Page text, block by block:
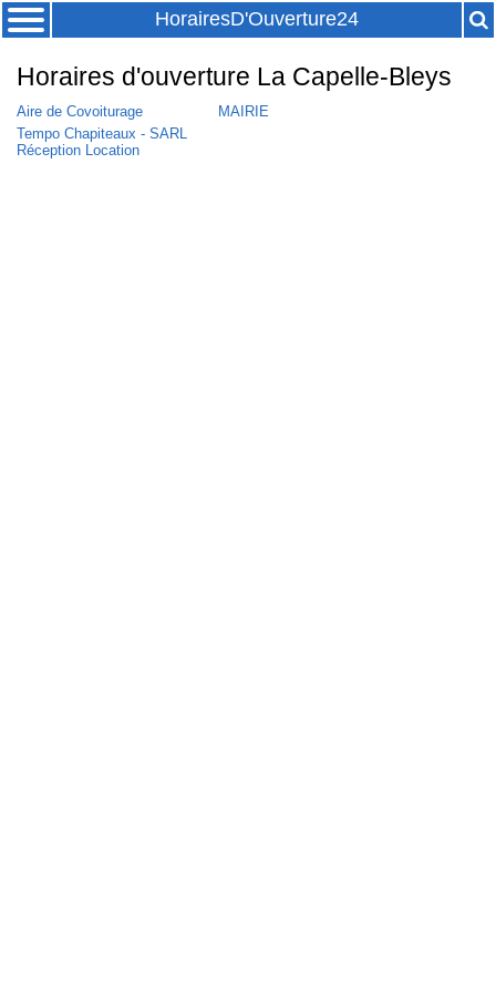
HorairesD'Ouverture24
Horaires d'ouverture La Capelle-Bleys
Aire de Covoiturage
MAIRIE
Tempo Chapiteaux - SARL
Réception Location